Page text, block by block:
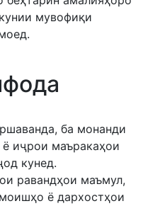
мувофиқи
ба монанди
иҷрои маъракаҳои
кунед.
равандҳои маъмул,
ё дархостҳои